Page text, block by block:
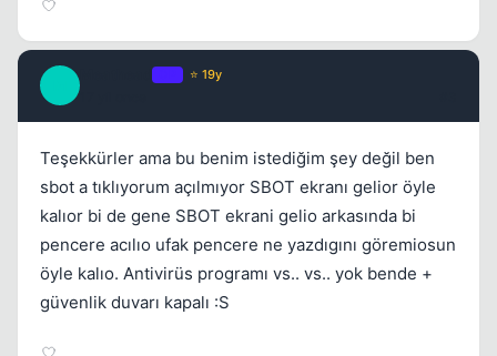
⭐ 19y
Teşekkürler ama bu benim istediğim şey değil ben
sbot a tıklıyorum açılmıyor SBOT ekranı gelior öyle
kalıor bi de gene SBOT ekrani gelio arkasında bi
pencere acılıo ufak pencere ne yazdıgını göremiosun
öyle kalıo. Antivirüs programı vs.. vs.. yok bende +
güvenlik duvarı kapalı :S